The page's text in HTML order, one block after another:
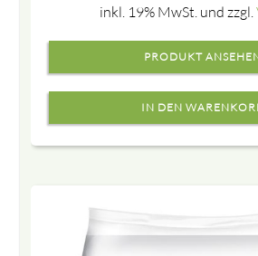
inkl. 19% MwSt. und zzgl.
PRODUKT